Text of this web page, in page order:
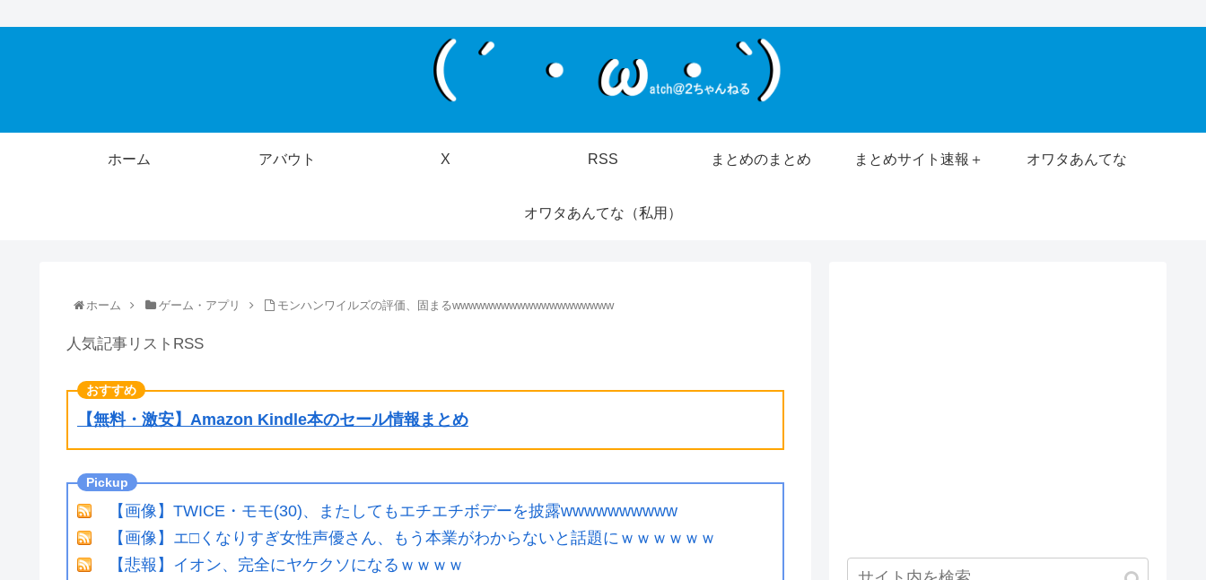
ホーム アバウト X RSS まとめのまとめ まとめサイト速報＋ オワタあんてな
オワタあんてな（私用）
ホーム ゲーム・アプリ モンハンワイルズの評価、固まるwwwwwwwwwwwwwwwwwwww
人気記事リストRSS
【無料・激安】Amazon Kindle本のセール情報まとめ
【画像】TWICE・モモ(30)、またしてもエチエチボデーを披露wwwwwwwwww
【画像】エ□くなりすぎ女性声優さん、もう本業がわからないと話題にｗｗｗｗｗｗ
【悲報】イオン、完全にヤケクソになるｗｗｗｗ